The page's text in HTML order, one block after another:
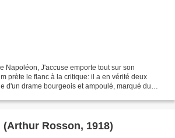
Napoléon, J'accuse emporte tout sur son
prète le flanc à la critique: il a en vérité deux
d'un drame bourgeois et ampoulé, marqué du
(Arthur Rosson, 1918)